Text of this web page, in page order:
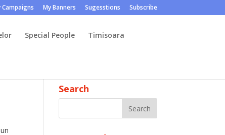
Campaigns My Banners Sugesstions Subscribe
Special People Timisoara
Search